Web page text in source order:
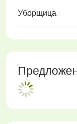
Уборщица